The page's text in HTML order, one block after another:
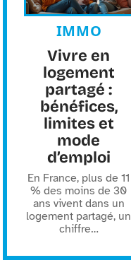
IMMO
Vivre en
logement
partagé :
bénéfices,
limites et
mode
d’emploi
En France, plus de 11
% des moins de 30
ans vivent dans un
logement partagé, un
chiffre…